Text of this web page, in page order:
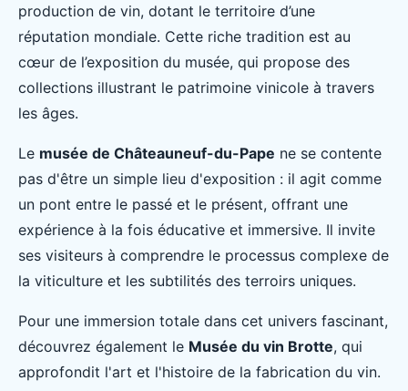
production de vin, dotant le territoire d’une
réputation mondiale. Cette riche tradition est au
cœur de l’exposition du musée, qui propose des
collections illustrant le patrimoine vinicole à travers
les âges.
Le musée de Châteauneuf-du-Pape ne se contente
pas d'être un simple lieu d'exposition : il agit comme
un pont entre le passé et le présent, offrant une
expérience à la fois éducative et immersive. Il invite
ses visiteurs à comprendre le processus complexe de
la viticulture et les subtilités des terroirs uniques.
Pour une immersion totale dans cet univers fascinant,
découvrez également le Musée du vin Brotte, qui
approfondit l'art et l'histoire de la fabrication du vin.